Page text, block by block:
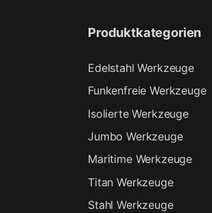
Produktkategorien
Edelstahl Werkzeuge
Funkenfreie Werkzeuge
Isolierte Werkzeuge
Jumbo Werkzeuge
Maritime Werkzeuge
Titan Werkzeuge
Stahl Werkzeuge